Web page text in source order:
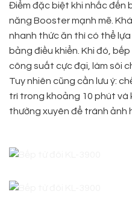
Điểm đặc biệt khi nhắc đến
năng Booster mạnh mẽ.
nhanh thức ăn thì có thể
bảng điều khiển. Khi đó,
công suất cực đại, làm sôi
Tuy nhiên cũng cần lưu ý:
trì trong khoảng 10 phút và
thường xuyên để tránh ảnh